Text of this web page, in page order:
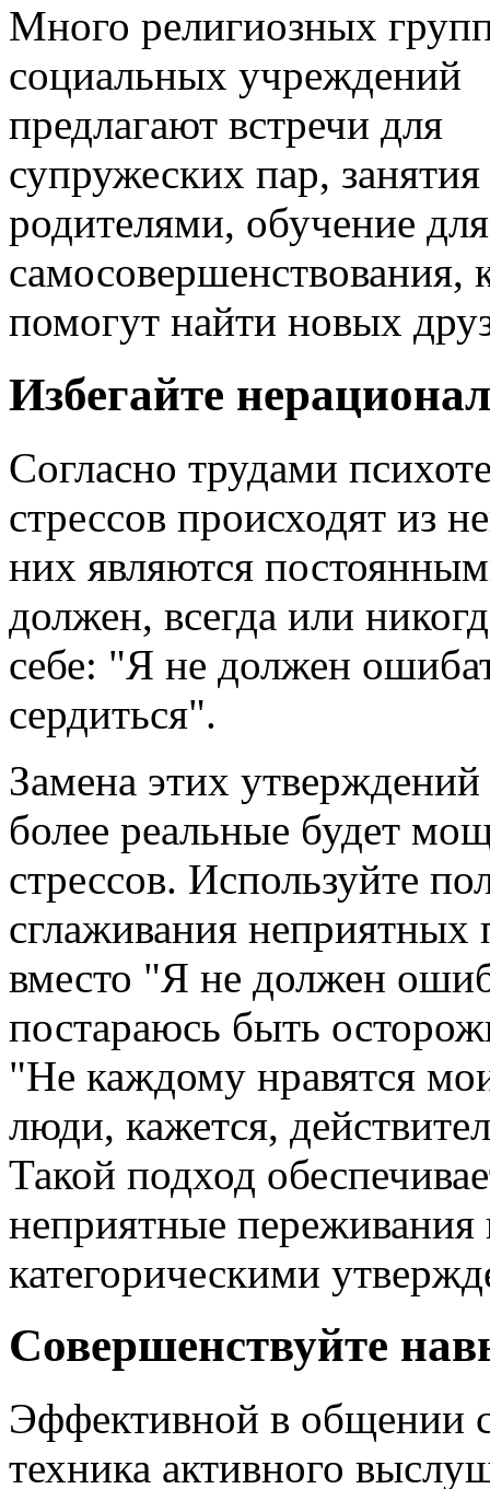
Много религиозных
социальных учреждений
предлагают встречи для
супружеских пар, занятия
родителями, обучение для
самосовершенствования,
помогут найти новых
Избегайте
Согласно трудами
стрессов происходят из
них являются
должен, всегда или
себе: "Я не должен
сердиться".
Замена этих
более реальные будет
стрессов. Используйте
сглаживания
вместо "Я не должен
постараюсь быть
"Не каждому нравятся
люди, кажется,
Такой подход
неприятные
категорическими
Совершенствуйте
Эффективной в общении
техника активного